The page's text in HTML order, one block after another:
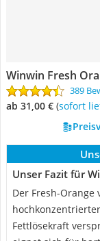
Winwin Fresh
389
ab 31,00 € ( Sofort
Unser Fazit für
Der Fresh-
Fettlösekraft